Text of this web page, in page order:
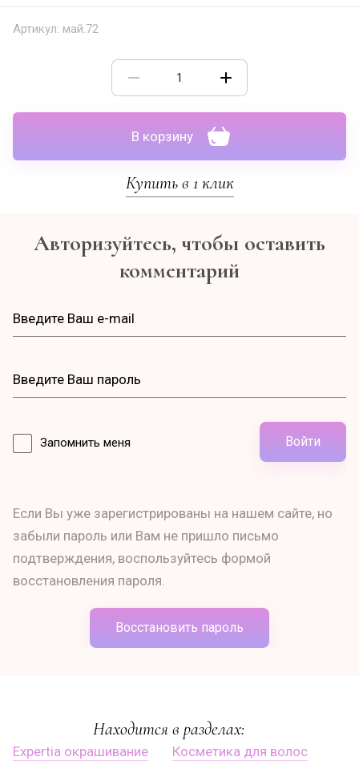
Артикул: май.72
В корзину
Купить в 1 клик
Авторизуйтесь, чтобы оставить
комментарий
Запомнить меня Войти
Если Вы уже зарегистрированы на нашем сайте, но
забыли пароль или Вам не пришло письмо
подтверждения, воспользуйтесь формой
восстановления пароля.
Восстановить пароль
Находится в разделах:
Expertia окрашивание
Косметика для волос